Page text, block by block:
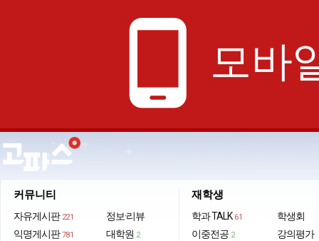
phone_android 모바
커뮤니티
자유게시판 221
익명게시판 781
정보·리뷰
대학원 2
재학생
학과 TALK 61
이중전공 2
학생회
강의평가